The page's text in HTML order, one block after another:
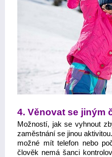
4. Věnovat se jiným
Možností, jak se vyhnout
zaměstnání se jinou
možné mít telefon nebo
člověk nemá šanci